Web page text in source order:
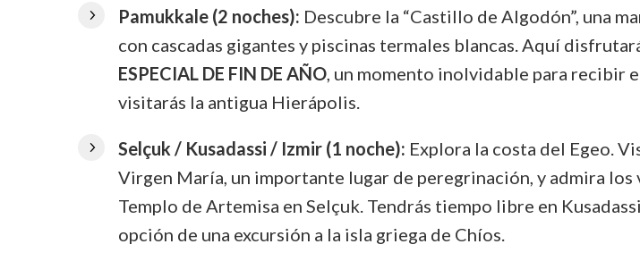
Pamukkale (2 noches): Descubre la “Castillo de Algodón”, una
con cascadas gigantes y piscinas termales blancas. Aquí
ESPECIAL DE FIN DE AÑO , un momento inolvidable para recibir
visitarás la antigua Hierápolis.
Selçuk / Kusadassi / Izmir (1 noche): Explora la costa del Egeo.
Virgen María, un importante lugar de peregrinación, y admira los
Templo de Artemisa en Selçuk. Tendrás tiempo libre en
opción de una excursión a la isla griega de Chíos.